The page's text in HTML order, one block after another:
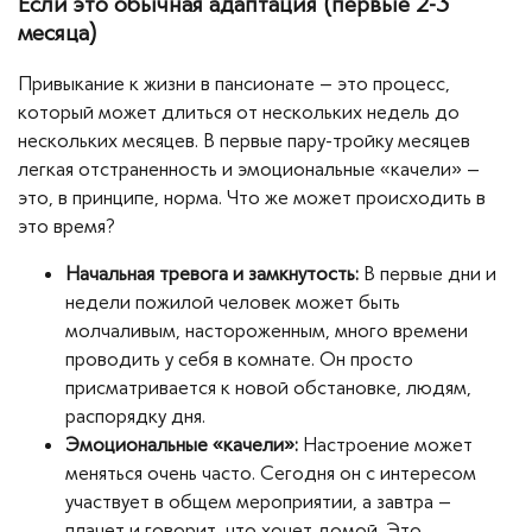
месяца)
Привыкание к жизни в пансионате – это процесс,
который может длиться от нескольких недель до
нескольких месяцев. В первые пару-тройку месяцев
легкая отстраненность и эмоциональные «качели» –
это, в принципе, норма. Что же может происходить в
это время?
Начальная тревога и замкнутость: В первые дни и
недели пожилой человек может быть
молчаливым, настороженным, много времени
проводить у себя в комнате. Он просто
присматривается к новой обстановке, людям,
распорядку дня.
Эмоциональные «качели»: Настроение может
меняться очень часто. Сегодня он с интересом
участвует в общем мероприятии, а завтра –